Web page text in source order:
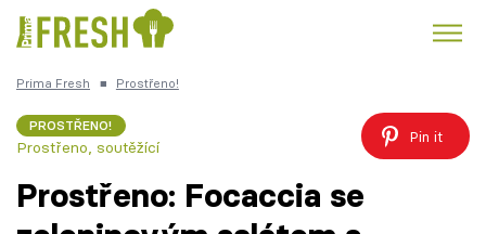
Česká kuchyně
Prima Fresh ■ Prostřeno!
PROSTŘENO!
Prostřeno, soutěžící
Pin it
Prostřeno: Focaccia se